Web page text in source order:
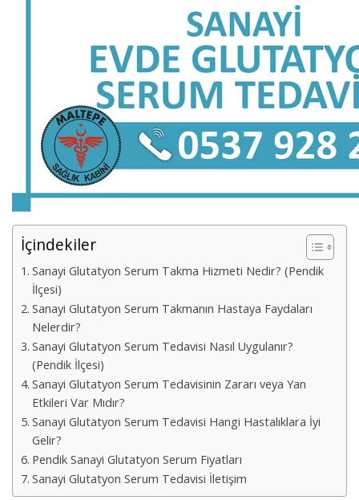
İçindekiler
Sanayi Glutatyon Serum Takma Hizmeti Nedir? (Pendik
İlçesi)
Sanayi Glutatyon Serum Takmanın Hastaya Faydaları
Nelerdir?
Sanayi Glutatyon Serum Tedavisi Nasıl Uygulanır?
(Pendik İlçesi)
Sanayi Glutatyon Serum Tedavisinin Zararı veya Yan
Etkileri Var Mıdır?
Sanayi Glutatyon Serum Tedavisi Hangi Hastalıklara İyi
Gelir?
Pendik Sanayi Glutatyon Serum Fiyatları
Sanayi Glutatyon Serum Tedavisi İletişim